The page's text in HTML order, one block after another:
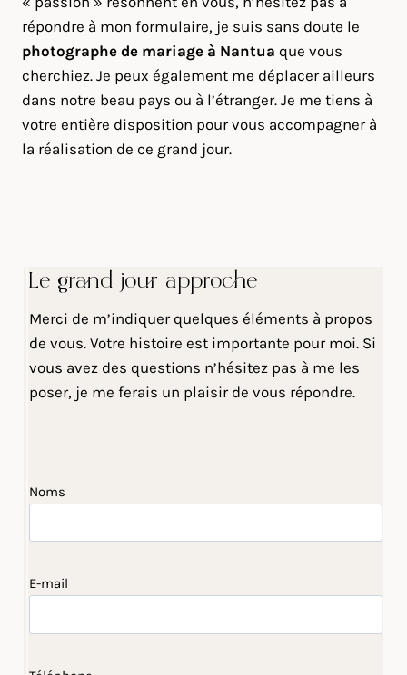
répondre à mon formulaire, je suis sans doute le
photographe de mariage à Nantua que vous
cherchiez. Je peux également me déplacer ailleurs
dans notre beau pays ou à l’étranger. Je me tiens à
votre entière disposition pour vous accompagner à
la réalisation de ce grand jour.
Le grand jour approche
Merci de m’indiquer quelques éléments à propos
de vous. Votre histoire est importante pour moi. Si
vous avez des questions n’hésitez pas à me les
poser, je me ferais un plaisir de vous répondre.
Noms
E-mail